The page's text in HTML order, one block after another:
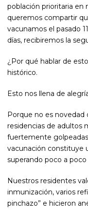
población prioritaria en
queremos compartir
vacunamos el pasado
días, recibiremos la
¿Por qué hablar de
histórico.
Esto nos llena de
Porque no es novedad
residencias de adultos
fuertemente
vacunación constituye
superando poco a
Nuestros residentes
inmunización, varios
pinchazo” e hicieron